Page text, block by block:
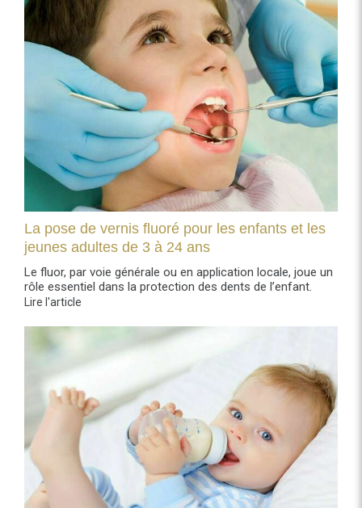
La pose de vernis fluoré pour les enfants et les
jeunes adultes de 3 à 24 ans
Le fluor, par voie générale ou en application locale, joue un
rôle essentiel dans la protection des dents de l’enfant.
Lire l'article